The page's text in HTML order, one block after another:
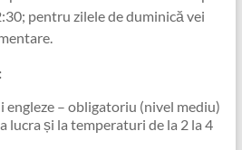
pentru zilele de duminică vei
engleze – obligatoriu (nivel mediu)
lucra și la temperaturi de la 2 la 4